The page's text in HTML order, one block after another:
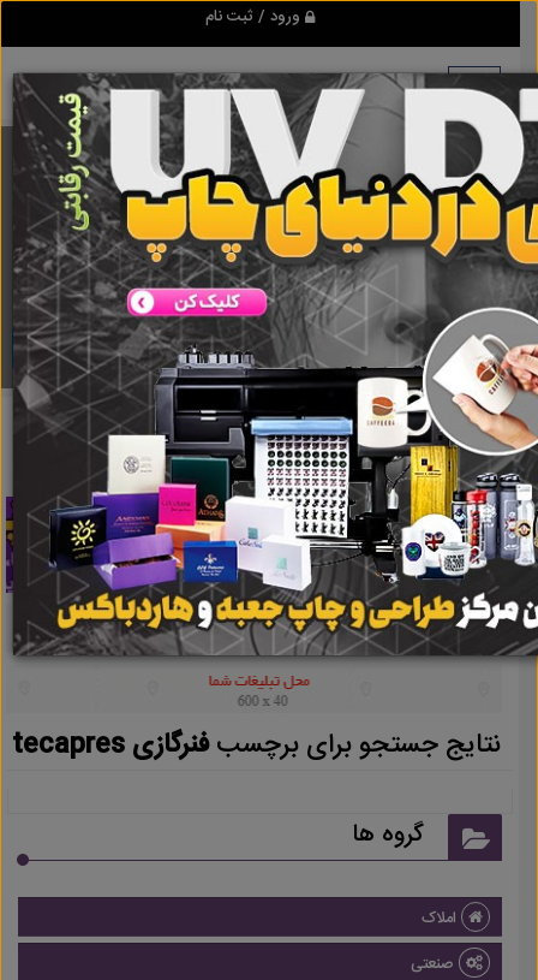
ورود / ثبت نام
برنامه اندروید ابزاریراق
مرجع نیازمندیهای ابزار و یراق آلات عمومی و صنعتی
دانلود
ابزاریراق فنرگازی tecapres نتایج جستجو برای برچسبفنرگازی
tecapres
نتایج جستجو برای برچسبفنرگازی tecapres
گروه ها
املاک
صنعتی